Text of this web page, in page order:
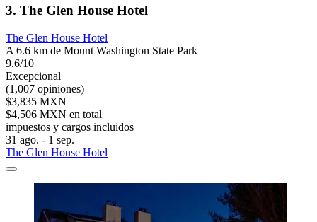
3. The Glen House Hotel
The Glen House Hotel
A 6.6 km de Mount Washington State Park
9.6/10
Excepcional
(1,007 opiniones)
$3,835 MXN
$4,506 MXN en total
impuestos y cargos incluidos
31 ago. - 1 sep.
The Glen House Hotel